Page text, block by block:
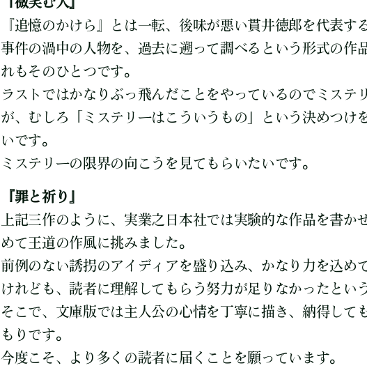
『追憶のかけら』とは一転、後味が悪い貫井徳郎を代表す
事件の渦中の人物を、過去に遡って調べるという形式の作
れもそのひとつです。
ラストではかなりぶっ飛んだことをやっているのでミステ
が、むしろ「ミステリーはこういうもの」という決めつけ
いです。
ミステリーの限界の向こうを見てもらいたいです。
『罪と祈り』
上記三作のように、実業之日本社では実験的な作品を書か
めて王道の作風に挑みました。
前例のない誘拐のアイディアを盛り込み、かなり力を込め
けれども、読者に理解してもらう努力が足りなかったとい
そこで、文庫版では主人公の心情を丁寧に描き、納得して
もりです。
今度こそ、より多くの読者に届くことを願っています。